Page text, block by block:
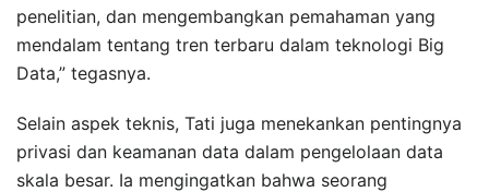
penelitian, dan mengembangkan pemahaman yang
mendalam tentang tren terbaru dalam teknologi Big
Data,” tegasnya.
Selain aspek teknis, Tati juga menekankan pentingnya
privasi dan keamanan data dalam pengelolaan data
skala besar. Ia mengingatkan bahwa seorang